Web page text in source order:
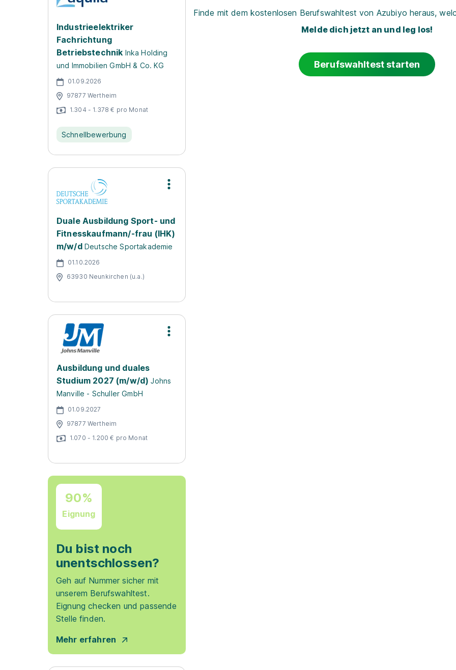
Industrieelektriker
Fachrichtung
Betriebstechnik Inka Holding
und Immobilien GmbH & Co. KG
01.09.2026
97877 Wertheim
1.304 - 1.378 € pro Monat
Schnellbewerbung
Duale Ausbildung Sport- und
Fitnesskaufmann/-frau (IHK)
m/w/d Deutsche Sportakademie
01.10.2026
63930 Neunkirchen (u.a.)
Ausbildung und duales
Studium 2027 (m/w/d) Johns
Manville - Schuller GmbH
01.09.2027
97877 Wertheim
1.070 - 1.200 € pro Monat
90%
Eignung
Du bist noch
unentschlossen?
Geh auf Nummer sicher mit
unserem Berufswahltest.
Eignung checken und passende
Stelle finden.
Mehr erfahren
Finde mit dem kostenlosen Berufswahltest von Azubiyo heraus,
Melde dich jetzt an und leg los!
Berufswahltest starten